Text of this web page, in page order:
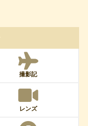
撮影記
レンズ